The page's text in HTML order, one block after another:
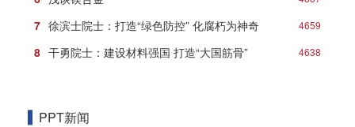
4659
7 徐滨士院士：打造“绿色防控” 化腐朽为神奇
4638
8 干勇院士：建设材料强国 打造“大国筋骨”
PPT新闻